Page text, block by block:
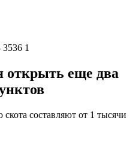
3536 1
открыть еще два
составляют от 1 тысячи